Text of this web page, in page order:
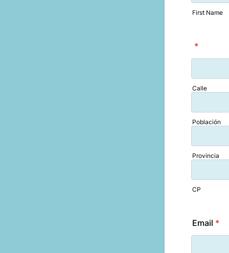
First Name
*
Calle
Población
Provincia
CP
Email *